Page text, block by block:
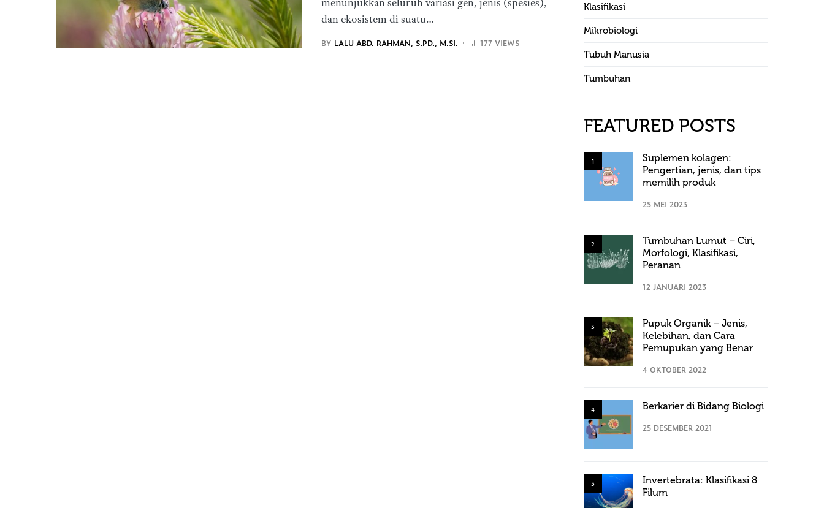
dan ekosistem di suatu…
BY LALU ABD. RAHMAN, S.PD., M.SI. 177 VIEWS
Klasifikasi
Mikrobiologi
Tubuh Manusia
Tumbuhan
FEATURED POSTS
1
Suplemen kolagen:
Pengertian, jenis, dan tips
memilih produk
25 MEI 2023
2
Tumbuhan Lumut – Ciri,
Morfologi, Klasifikasi,
Peranan
12 JANUARI 2023
3
Pupuk Organik – Jenis,
Kelebihan, dan Cara
Pemupukan yang Benar
4 OKTOBER 2022
4 Berkarier di Bidang Biologi
25 DESEMBER 2021
5
Invertebrata: Klasifikasi 8
Filum